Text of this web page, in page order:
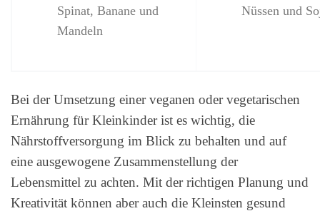
Spinat, Banane und
Mandeln
Nüssen und
Bei der Umsetzung einer veganen oder vegetarischen
Ernährung für Kleinkinder ist es wichtig, die
Nährstoffversorgung im Blick zu behalten und auf
eine ausgewogene Zusammenstellung der
Lebensmittel zu achten. Mit der richtigen Planung und
Kreativität können aber auch die Kleinsten gesund